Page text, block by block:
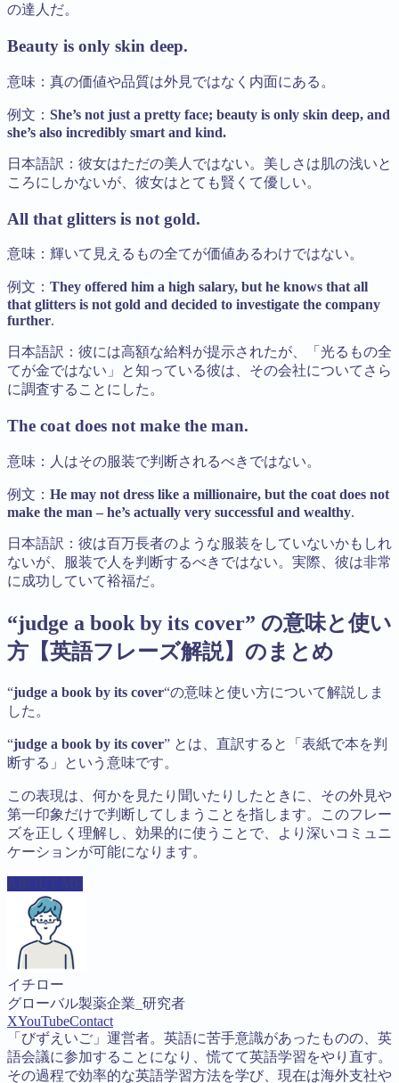
の達人だ。
Beauty is only skin deep.
意味：真の価値や品質は外見ではなく内面にある。
例文： She’s not just a pretty face; beauty is only skin deep, and
she’s also incredibly smart and kind.
日本語訳：彼女はただの美人ではない。美しさは肌の浅いと
ころにしかないが、彼女はとても賢くて優しい。
All that glitters is not gold.
意味：輝いて見えるもの全てが価値あるわけではない。
例文： They offered him a high salary, but he knows that all
that glitters is not gold and decided to investigate the company
further.
日本語訳：彼には高額な給料が提示されたが、「光るもの全
てが金ではない」と知っている彼は、その会社についてさら
に調査することにした。
The coat does not make the man.
意味：人はその服装で判断されるべきではない。
例文： He may not dress like a millionaire, but the coat does not
make the man – he’s actually very successful and wealthy.
日本語訳：彼は百万長者のような服装をしていないかもしれ
ないが、服装で人を判断するべきではない。実際、彼は非常
に成功していて裕福だ。
“judge a book by its cover” の意味と使い
方【英語フレーズ解説】のまとめ
“judge a book by its cover“の意味と使い方について解説しま
した。
“judge a book by its cover” とは、直訳すると「表紙で本を判
断する」という意味です。
この表現は、何かを見たり聞いたりしたときに、その外見や
第一印象だけで判断してしまうことを指します。このフレー
ズを正しく理解し、効果的に使うことで、より深いコミュニ
ケーションが可能になります。
ABOUT ME
イチロー
グローバル製薬企業_研究者
XYouTubeContact
「びずえいご」運営者。英語に苦手意識があったものの、英
語会議に参加することになり、慌てて英語学習をやり直す。
その過程で効率的な英語学習方法を学び、現在は海外支社や